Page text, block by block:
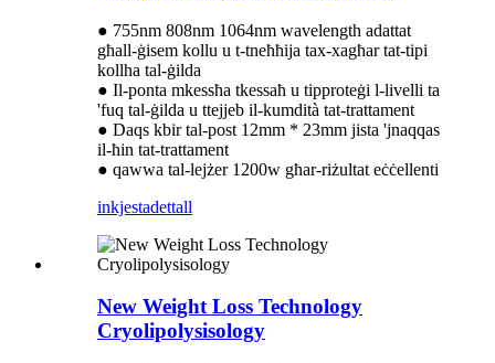
● 755nm 808nm 1064nm wavelength adattat
għall-ġisem kollu u t-tneħħija tax-xagħar tat-tipi
kollha tal-ġilda
● Il-ponta mkessħa tkessaħ u tipproteġi l-livelli ta
'fuq tal-ġilda u ttejjeb il-kumdità tat-trattament
● Daqs kbir tal-post 12mm * 23mm jista 'jnaqqas
il-ħin tat-trattament
● qawwa tal-lejżer 1200w għar-riżultat eċċellenti
inkjestadettall
New Weight Loss Technology
Cryolipolysisology